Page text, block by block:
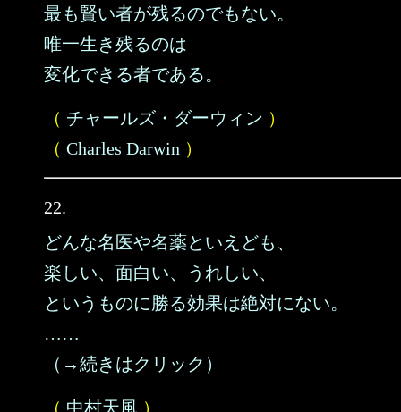
最も賢い者が残るのでもない。
唯一生き残るのは
変化できる者である。
（ チャールズ・ダーウィン ）
（ Charles Darwin ）
22.
どんな名医や名薬といえども、
楽しい、面白い、うれしい、
というものに勝る効果は絶対にない。
……
（→続きはクリック）
（ 中村天風 ）